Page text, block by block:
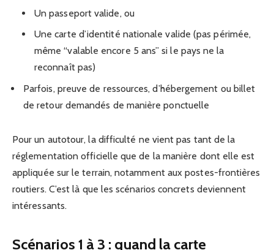
Un passeport valide, ou
Une carte d’identité nationale valide (pas périmée,
même “valable encore 5 ans” si le pays ne la
reconnaît pas)
Parfois, preuve de ressources, d’hébergement ou billet
de retour demandés de manière ponctuelle
Pour un autotour, la difficulté ne vient pas tant de la
réglementation officielle que de la manière dont elle est
appliquée sur le terrain, notamment aux postes-frontières
routiers. C’est là que les scénarios concrets deviennent
intéressants.
Scénarios 1 à 3 : quand la carte